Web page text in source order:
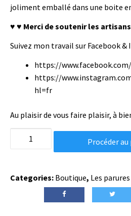
joliment emballé dans une boite
♥ ♥ Merci de soutenir les
Suivez mon travail sur Facebook &
https://
https://
hl=fr
Au plaisir de vous faire plaisir, à
bracelet
Procéder
Categories: Boutique, Les parures